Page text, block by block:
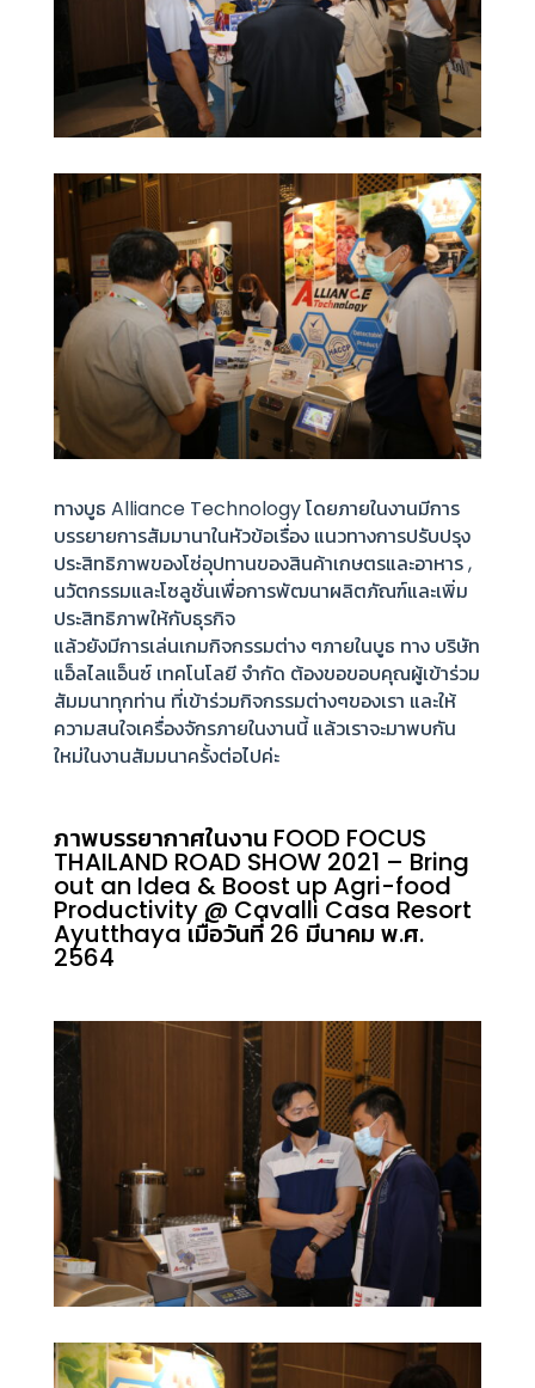
ทางบูธ Alliance Technology โดยภายในงานมีการ
บรรยายการสัมมานาในหัวข้อเรื่อง แนวทางการปรับปรุง
ประสิทธิภาพของโซ่อุปทานของสินค้าเกษตรและอาหาร ,
นวัตกรรมและโซลูชั่นเพื่อการพัฒนาผลิตภัณฑ์และเพิ่ม
ประสิทธิภาพให้กับธุรกิจ
แล้วยังมีการเล่นเกมกิจกรรมต่าง ๆภายในบูธ ทาง บริษัท
แอ็ลไลแอ็นซ์ เทคโนโลยี จำกัด ต้องขอขอบคุณผู้เข้าร่วม
สัมมนาทุกท่าน ที่เข้าร่วมกิจกรรมต่างๆของเรา และให้
ความสนใจเครื่องจักรภายในงานนี้ แล้วเราจะมาพบกัน
ใหม่ในงานสัมมนาครั้งต่อไปค่ะ
ภาพบรรยากาศในงาน FOOD FOCUS
THAILAND ROAD SHOW 2021 – Bring
out an Idea & Boost up Agri-food
Productivity @ Cavalli Casa Resort
Ayutthaya เมื่อวันที่ 26 มีนาคม พ.ศ.
2564